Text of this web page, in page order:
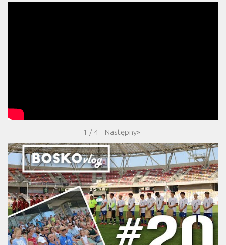
1 / 4 Następny»